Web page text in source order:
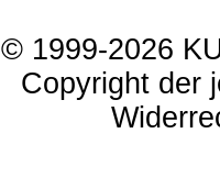
© 1999-2026
Copyright der